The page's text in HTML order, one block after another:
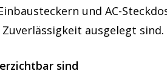
und AC-
ausgelegt sind.
sind